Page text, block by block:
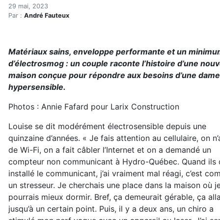
Accueil
Articles
Une maison de retraite
29 mai, 2023
Par : André Fauteux
Matériaux sains, enveloppe performante et un
d’électrosmog : un couple raconte l’histoire d’une
maison conçue pour répondre aux besoins d’une dame
hypersensible.
Photos : Annie Fafard pour Larix Construction
Louise se dit modérément électrosensible depuis une
quinzaine d’années. « Je fais attention au cellulaire, on
de Wi-Fi, on a fait câbler l’Internet et on a demandé un
compteur non communicant à Hydro-Québec. Quand ils
installé le communicant, j’ai vraiment mal réagi, c’est
un stresseur. Je cherchais une place dans la maison où
pourrais mieux dormir. Bref, ça demeurait gérable, ça
jusqu’à un certain point. Puis, il y a deux ans, un chiro a